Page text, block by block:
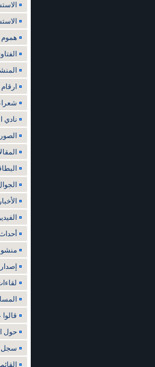
هموم
نادي
الصور
الأخبار
قالوا
حول
سجل